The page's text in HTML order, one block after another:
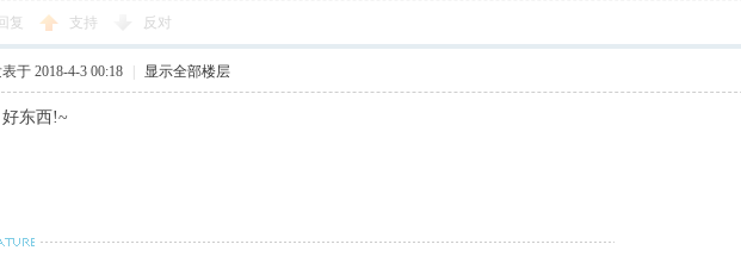
回复 支持 反对
于 2018-4-3 00:18 显示全部楼层
东西!~